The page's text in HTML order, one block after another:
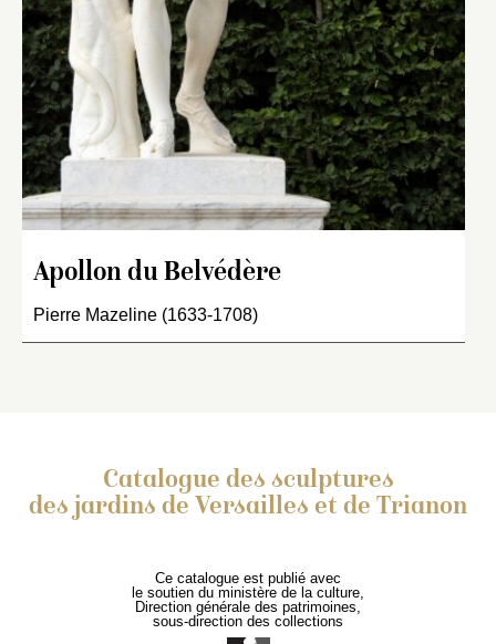
Apollon du Belvédère
Pierre Mazeline (1633-1708)
Catalogue des sculptures
des jardins de Versailles et de Trianon
Ce catalogue est publié avec
le soutien du ministère de la culture,
Direction générale des patrimoines,
sous-direction des collections